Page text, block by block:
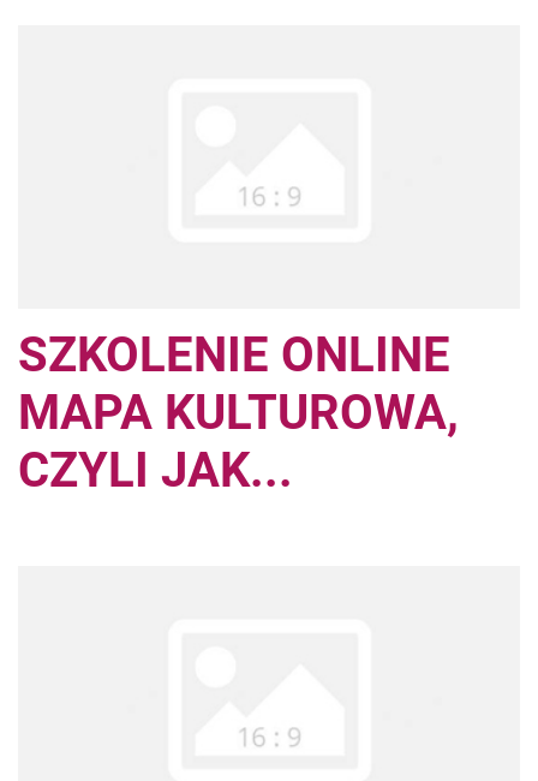
SZKOLENIE ONLINE
MAPA KULTUROWA,
CZYLI JAK...